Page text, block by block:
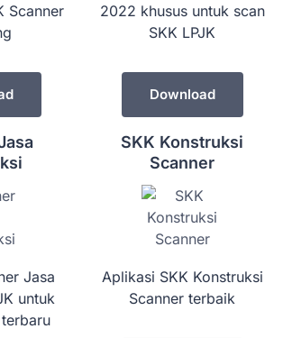
Scanner
2022 khusus untuk scan
SKK LPJK
Download
Jasa
untuk
SKK Konstruksi
Scanner
Aplikasi SKK Konstruksi
Scanner terbaik